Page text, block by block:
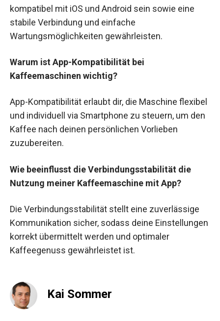
kompatibel mit iOS und Android sein sowie eine
stabile Verbindung und einfache
Wartungsmöglichkeiten gewährleisten.
Warum ist App-Kompatibilität bei
Kaffeemaschinen wichtig?
App-Kompatibilität erlaubt dir, die Maschine flexibel
und individuell via Smartphone zu steuern, um den
Kaffee nach deinen persönlichen Vorlieben
zuzubereiten.
Wie beeinflusst die Verbindungsstabilität die
Nutzung meiner Kaffeemaschine mit App?
Die Verbindungsstabilität stellt eine zuverlässige
Kommunikation sicher, sodass deine Einstellungen
korrekt übermittelt werden und optimaler
Kaffeegenuss gewährleistet ist.
Kai Sommer